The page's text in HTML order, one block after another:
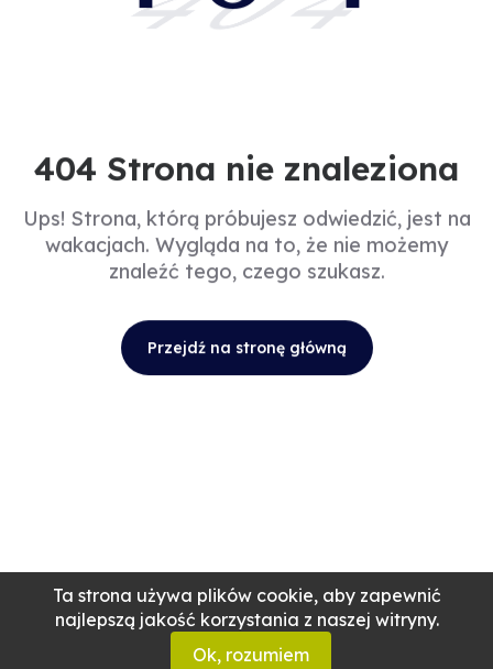
Ta strona używa plików cookie, aby zapewnić
najlepszą jakość korzystania z naszej witryny.
Ok, rozumiem
404 Strona nie znaleziona
Ups! Strona, którą próbujesz odwiedzić, jest na
wakacjach. Wygląda na to, że nie możemy
znaleźć tego, czego szukasz.
Przejdź na stronę główną